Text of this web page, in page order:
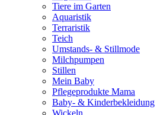
Tiere im Garten
Aquaristik
Terraristik
Teich
Umstands- & Stillmode
Milchpumpen
Stillen
Mein Baby
Pflegeprodukte Mama
Baby- & Kinderbekleidung
Wickeln